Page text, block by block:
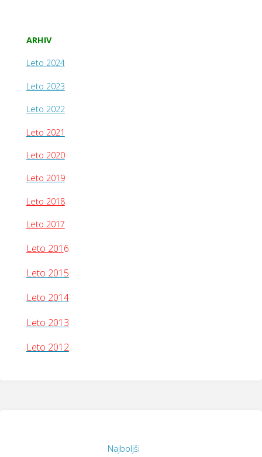
ARHIV
Leto 2024
Leto 2023
Leto 2022
Leto 2021
Leto 2020
Leto 2019
Leto 2018
Leto 2017
Leto 201 6
Leto 2015
Leto 2014
Leto 2013
Leto 2012
Najboljši